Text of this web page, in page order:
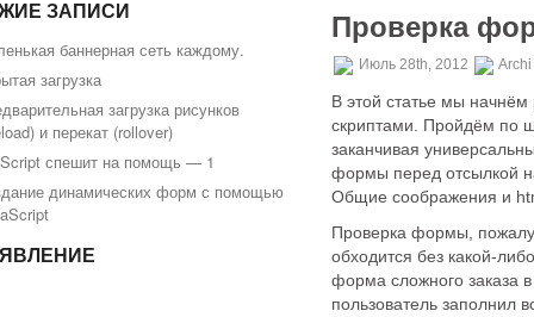
ЗАПИСИ
баннерная сеть каждому.
загрузка
загрузка рисунков
и перекат (rollover)
спешит на помощь — 1
динамических форм с помощью
Проверка
Июль 28th, 2012 Archi
В этой статье мы
скриптами. Пройдём по
заканчивая
формы перед отсылкой
Общие соображения и
Проверка формы,
обходится без какой-
форма сложного заказа
пользователь заполнил